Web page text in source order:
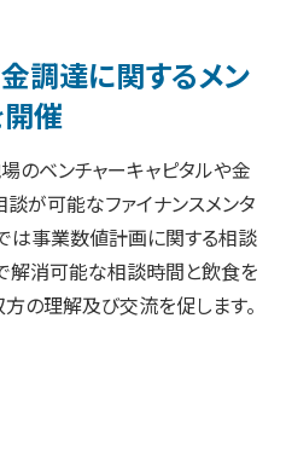
調達に関するメン
開催
のベンチャーキャピタルや金
が可能なファイナンスメンタ
は事業数値計画に関する相談
解消可能な相談時間と飲食を
の理解及び交流を促します。